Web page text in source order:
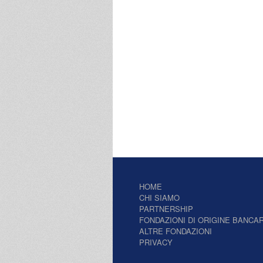
HOME
CHI SIAMO
PARTNERSHIP
FONDAZIONI DI ORIGINE
ALTRE FONDAZIONI
PRIVACY